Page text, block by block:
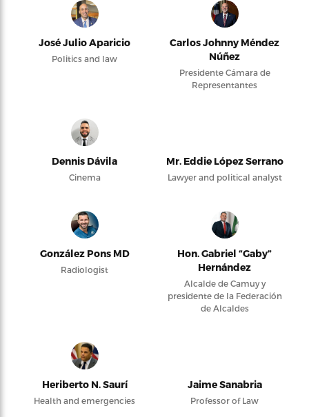
José Julio Aparicio
Politics and law
Carlos Johnny Méndez
Núñez
Presidente Cámara de
Representantes
Dennis Dávila
Cinema
Mr. Eddie López Serrano
Lawyer and political analyst
González Pons MD
Radiologist
Hon. Gabriel “Gaby”
Hernández
Alcalde de Camuy y
presidente de la Federación
de Alcaldes
Heriberto N. Saurí
Health and emergencies
Jaime Sanabria
Professor of Law